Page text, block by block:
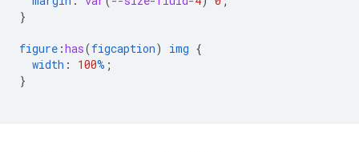
}
figure :has(figcaption) img {
width : 100% ;
}